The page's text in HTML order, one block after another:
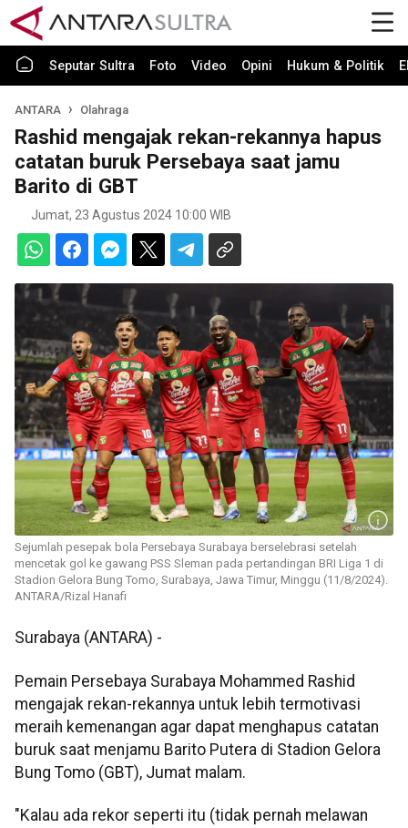
Seputar Sultra Foto Video Opini Hukum & Politik
ANTARA Olahraga
Rashid mengajak rekan-rekannya hapus
catatan buruk Persebaya saat jamu
Barito di GBT
Jumat, 23 Agustus 2024 10:00 WIB
Sejumlah pesepak bola Persebaya Surabaya berselebrasi setelah
mencetak gol ke gawang PSS Sleman pada pertandingan BRI Liga 1 di
Stadion Gelora Bung Tomo, Surabaya, Jawa Timur, Minggu (11/8/2024).
ANTARA/Rizal Hanafi
Surabaya (ANTARA) -
Pemain Persebaya Surabaya Mohammed Rashid
mengajak rekan-rekannya untuk lebih termotivasi
meraih kemenangan agar dapat menghapus catatan
buruk saat menjamu Barito Putera di Stadion Gelora
Bung Tomo (GBT), Jumat malam.
"Kalau ada rekor seperti itu (tidak pernah melawan